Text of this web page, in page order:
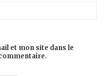
et mon site dans le